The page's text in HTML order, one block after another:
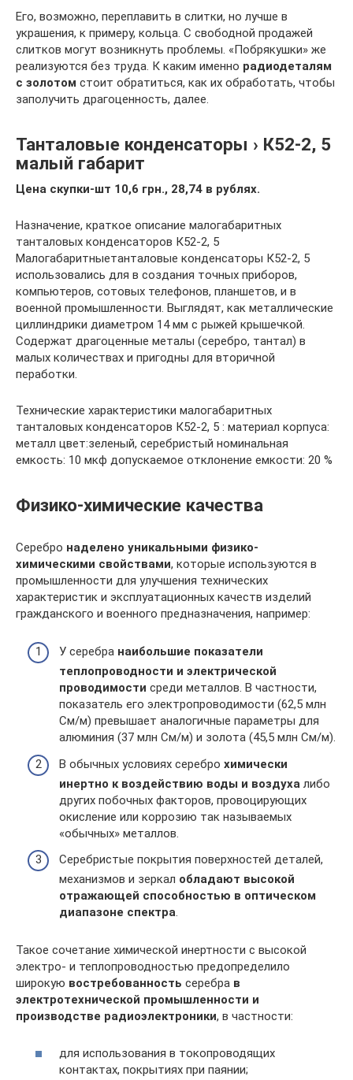
Его, возможно, переплавить в слитки, но лучше в
украшения, к примеру, кольца. С свободной продажей
слитков могут возникнуть проблемы. «Побрякушки» же
реализуются без труда. К каким именно радиодеталям
с золотом стоит обратиться, как их обработать, чтобы
заполучить драгоценность, далее.
Танталовые конденсаторы › К52-2, 5
малый габарит
Цена скупки-шт 10,6 грн., 28,74 в рублях.
Назначение, краткое описание малогабаритных
танталовых конденсаторов К52-2, 5
Малогабаритныетанталовые конденсаторы К52-2, 5
использовались для в создания точных приборов,
компьютеров, сотовых телефонов, планшетов, и в
военной промышленности. Выглядят, как металлические
циллиндрики диаметром 14 мм с рыжей крышечкой.
Содержат драгоценные металы (серебро, тантал) в
малых количествах и пригодны для вторичной
пеработки.
Технические характеристики малогабаритных
танталовых конденсаторов К52-2, 5 : материал корпуса:
металл цвет:зеленый, серебристый номинальная
емкость: 10 мкф допускаемое отклонение емкости: 20 %
Физико-химические качества
Серебро наделено уникальными физико-
химическими свойствами, которые используются в
промышленности для улучшения технических
характеристик и эксплуатационных качеств изделий
гражданского и военного предназначения, например:
У серебра наибольшие показатели
теплопроводности и электрической
проводимости среди металлов. В частности,
показатель его электропроводимости (62,5 млн
См/м) превышает аналогичные параметры для
алюминия (37 млн См/м) и золота (45,5 млн См/м).
В обычных условиях серебро химически
инертно к воздействию воды и воздуха либо
других побочных факторов, провоцирующих
окисление или коррозию так называемых
«обычных» металлов.
Серебристые покрытия поверхностей деталей,
механизмов и зеркал обладают высокой
отражающей способностью в оптическом
диапазоне спектра.
Такое сочетание химической инертности с высокой
электро- и теплопроводностью предопределило
широкую востребованность серебра в
электротехнической промышленности и
производстве радиоэлектроники, в частности:
для использования в токопроводящих
контактах, покрытиях при паянии;